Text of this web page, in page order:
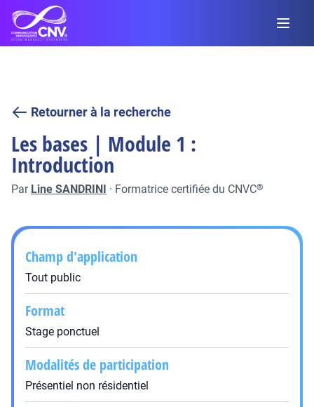
Retourner à la recherche
Les bases | Module 1 :
Introduction
Par Line SANDRINI · Formatrice certifiée du CNVC®
Champ d'application
Tout public
Format
Stage ponctuel
Modalités de participation
Présentiel non résidentiel